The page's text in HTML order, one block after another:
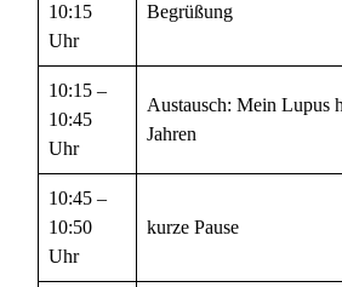
10:15
Uhr
Begrüßung
10:15 –
10:45
Uhr
Austausch: Mein Lupus
Jahren
10:45 –
10:50
Uhr
kurze Pause